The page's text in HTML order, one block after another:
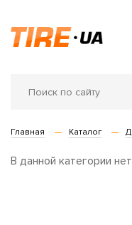
Главная Каталог
В данной категории